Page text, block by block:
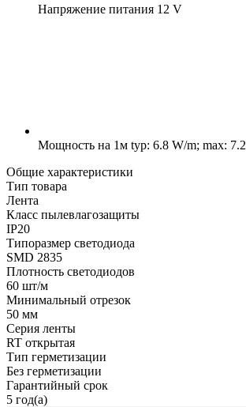
Напряжение питания 12 V
Мощность на 1м typ: 6.8 W/m; max:
Общие характеристики
Тип товара
Лента
Класс пылевлагозащиты
IP20
Типоразмер светодиода
SMD 2835
Плотность светодиодов
60 шт/м
Минимальный отрезок
50 мм
Серия ленты
RT открытая
Тип герметизации
Без герметизации
Гарантийный срок
5 год(а)